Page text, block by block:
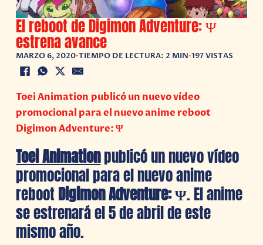
El reboot de Digimon Adventure: Ψ
estrena avance
MARZO 6, 2020•TIEMPO DE LECTURA: 2 MIN•197 VISTAS
Toei Animation publicó un nuevo vídeo
promocional para el nuevo anime reboot
Digimon Adventure: Ψ
Toei Animationpublicó un nuevo vídeo
promocional para el nuevo anime
rebootDigimon Adventure: Ψ. El anime
se estrenará el 5 de abril de este
mismo año.